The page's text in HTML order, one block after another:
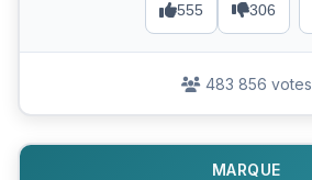
555 306
483 856 votes
MARQUE